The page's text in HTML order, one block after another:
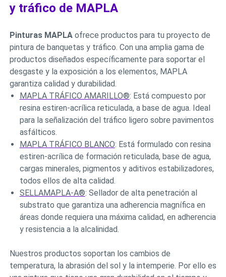
y tráfico de MAPLA
Pinturas MAPLAofrece productos para tu proyecto de
pintura de banquetas y tráfico. Con una amplia gama de
productos diseñados específicamente para soportar el
desgaste y la exposición a los elementos, MAPLA
garantiza calidad y durabilidad.
MAPLA TRÁFICO AMARILLO®: Está compuesto por
resina estiren-acrílica reticulada, a base de agua. Ideal
para la señalización del tráfico ligero sobre pavimentos
asfálticos.
MAPLA TRÁFICO BLANCO: Está formulado con resina
estiren-acrílica de formación reticulada, base de agua,
cargas minerales, pigmentos y aditivos estabilizadores,
todos ellos de alta calidad.
SELLAMAPLA-A®: Sellador de alta penetración al
substrato que garantiza una adherencia magnífica en
áreas donde requiera una máxima calidad, en adherencia
y resistencia a la alcalinidad.
Nuestros productos soportan los cambios de
temperatura, la abrasión del sol y la intemperie. Por ello es